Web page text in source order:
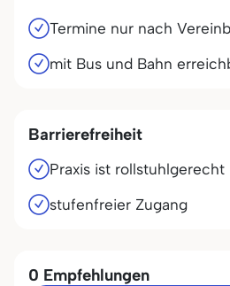
Termine nur nach
mit Bus und Bahn
Barrierefreiheit
Praxis ist rollstuhlgerecht
stufenfreier Zugang
0 Empfehlungen